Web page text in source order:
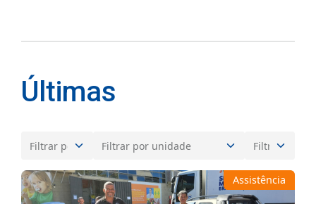
Últimas
Assistência